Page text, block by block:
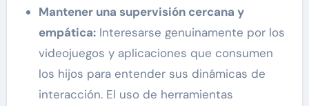
Mantener una supervisión cercana y
empática:Interesarse genuinamente por los
videojuegos y aplicaciones que consumen
los hijos para entender sus dinámicas de
interacción. El uso de herramientas